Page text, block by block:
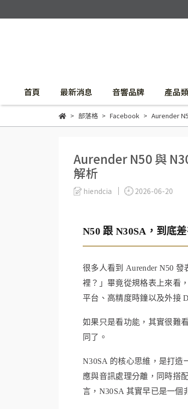
首頁 最新消息 音響品牌 產品
部落格 Facebook Aurender
Aurender N50 與
解析
hiendcia 2026-06-20
N50 跟 N30SA，到底
很多人看到 Aurender N50
裡？」畢竟從規格表上來看
平台、高精度時鐘以及外接
如果只是看功能，其實很難
同了。
N30SA 的核心思維，是打造
應與音訊處理分離，同時搭
言，N30SA 其實早已是一個